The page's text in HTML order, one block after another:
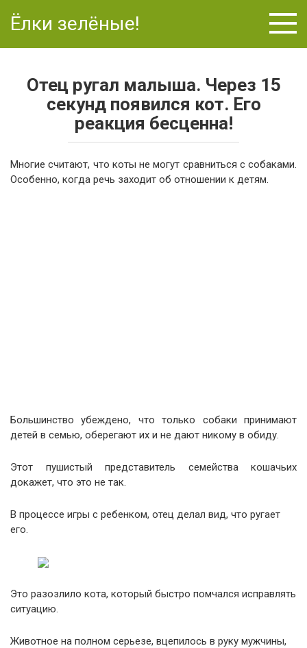
Ёлки зелёные!
Отец ругал малыша. Через 15
секунд появился кот. Его
реакция бесценна!
Многие считают, что коты не могут сравниться с собаками.
Особенно, когда речь заходит об отношении к детям.
Большинство убеждено, что только собаки принимают
детей в семью, оберегают их и не дают никому в обиду.
Этот пушистый представитель семейства кошачьих
докажет, что это не так.
В процессе игры с ребенком, отец делал вид, что ругает
его.
Это разозлило кота, который быстро помчался исправлять
ситуацию.
Животное на полном серьезе, вцепилось в руку мужчины,